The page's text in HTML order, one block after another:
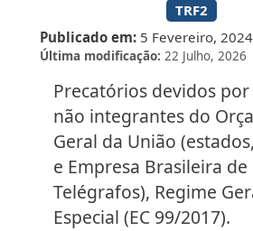
TRF2
Publicado em 5 Fevereiro, 2024
Última modificação 22 Julho, 2026
Precatórios devidos
não integrantes do
Geral da União
e Empresa Brasileira
Telégrafos), Regime
Especial (EC 99/2017).